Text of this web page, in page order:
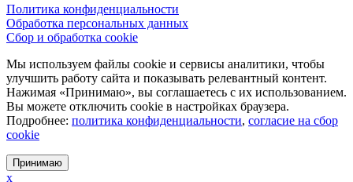
Политика конфиденциальности
Обработка персональных данных
Сбор и обработка cookie
Мы используем файлы cookie и сервисы аналитики, чтобы
улучшить работу сайта и показывать релевантный контент.
Нажимая «Принимаю», вы соглашаетесь с их использованием.
Вы можете отключить cookie в настройках браузера.
Подробнее: политика конфиденциальности, согласие на сбор
cookie
Принимаю
x